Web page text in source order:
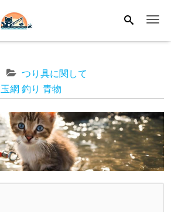
つり具に関して
玉網 釣り 青物